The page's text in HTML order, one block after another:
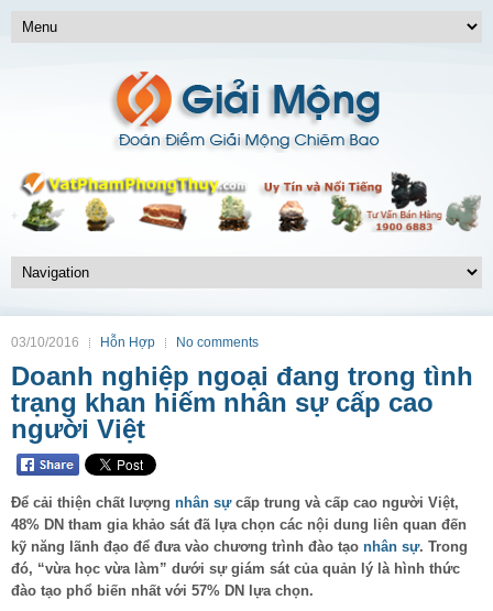
03/10/2016 Hỗn Hợp No comments
Doanh nghiệp ngoại đang trong tình
trạng khan hiếm nhân sự cấp cao
người Việt
Để cải thiện chất lượng nhân sựcấp trung và cấp cao người Việt,
48% DN tham gia khảo sát đã lựa chọn các nội dung liên quan đến
kỹ năng lãnh đạo để đưa vào chương trình đào tạo nhân sự. Trong
đó, “vừa học vừa làm” dưới sự giám sát của quản lý là hình thức
đào tạo phổ biến nhất với 57% DN lựa chọn.